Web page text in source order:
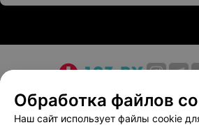
О проекте Новости проекта
Медицинский маркетинг
Обработка файлов
Наш сайт использует файлы cookie